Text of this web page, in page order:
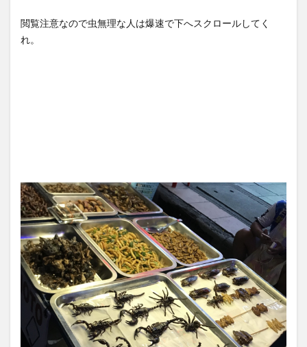
閲覧注意なので虫無理な人は爆速で下へスクロールしてく
れ。